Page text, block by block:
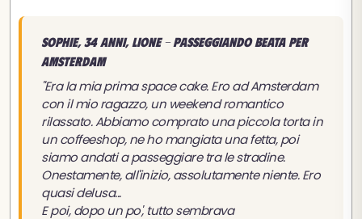
Sophie, 34 anni, Lione - Passeggiando beata per
Amsterdam
"Era la mia prima space cake. Ero ad Amsterdam
con il mio ragazzo, un weekend romantico
rilassato. Abbiamo comprato una piccola torta in
un coffeeshop, ne ho mangiata una fetta, poi
siamo andati a passeggiare tra le stradine.
Onestamente, all'inizio, assolutamente niente. Ero
quasi delusa...
E poi, dopo un po', tutto sembrava